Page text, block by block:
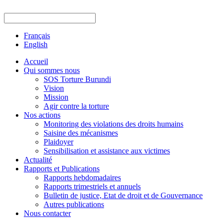
Français
English
Accueil
Qui sommes nous
SOS Torture Burundi
Vision
Mission
Agir contre la torture
Nos actions
Monitoring des violations des droits humains
Saisine des mécanismes
Plaidoyer
Sensibilisation et assistance aux victimes
Actualité
Rapports et Publications
Rapports hebdomadaires
Rapports trimestriels et annuels
Bulletin de justice, Etat de droit et de Gouvernance
Autres publications
Nous contacter